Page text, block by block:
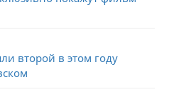
второй в этом году